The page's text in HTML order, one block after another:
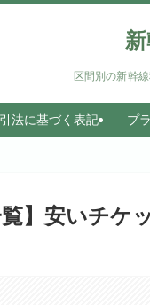
区間別の新幹
法に基づく表記 プ
】安いチケ